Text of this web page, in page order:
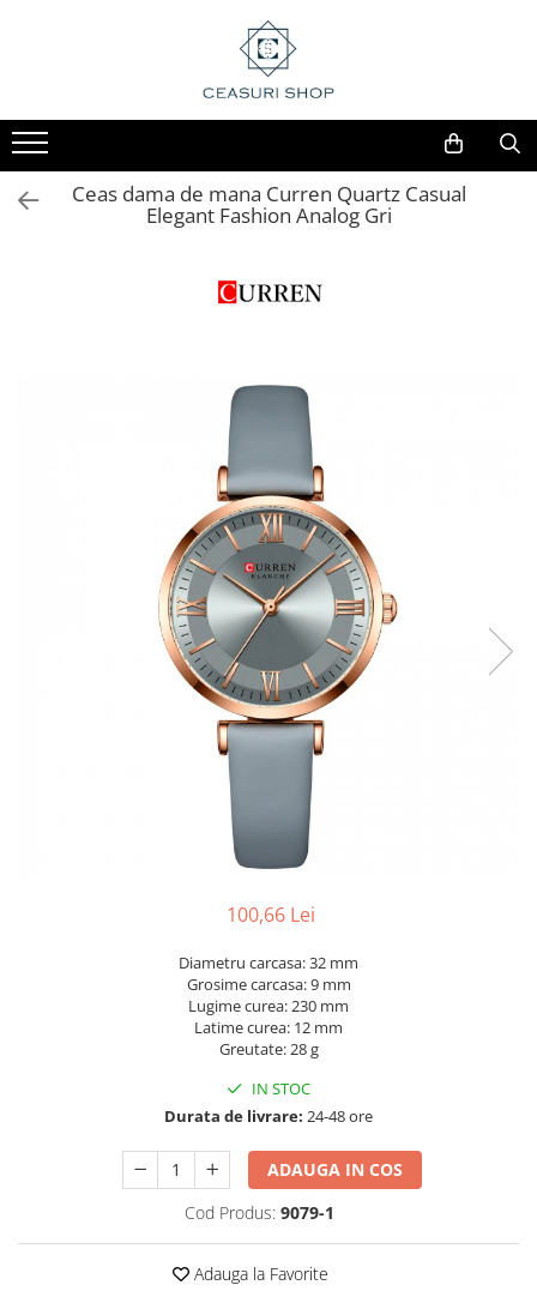
Ceas dama de mana Curren Quartz Casual
Elegant Fashion Analog Gri
100,66 Lei
Diametru carcasa: 32 mm
Grosime carcasa: 9 mm
Lugime curea: 230 mm
Latime curea: 12 mm
Greutate: 28 g
IN STOC
Durata de livrare: 24-48 ore
ADAUGA IN COS
Cod Produs: 9079-1
Adauga la Favorite